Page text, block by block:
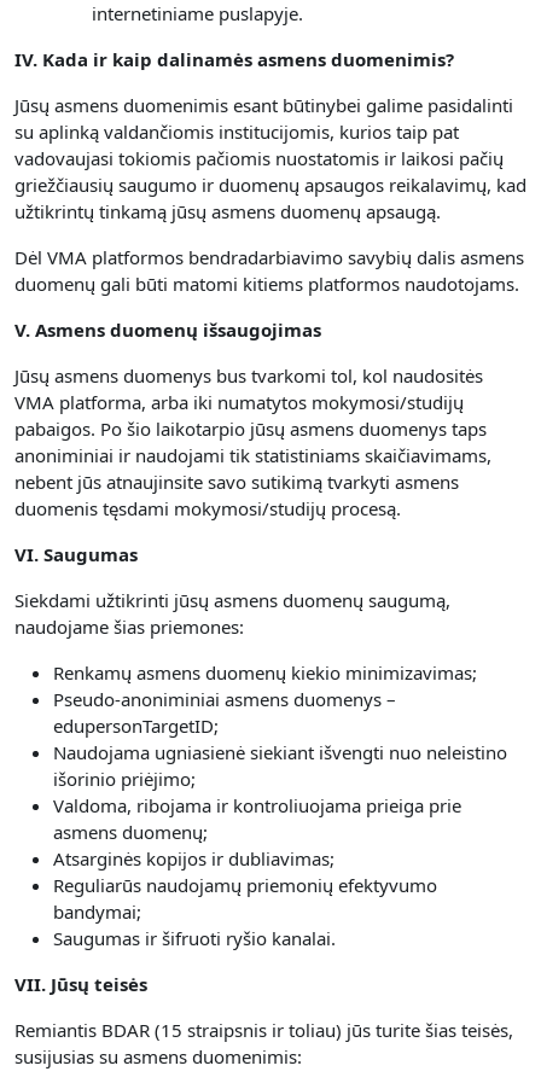
internetiniame puslapyje.
IV. Kada ir kaip dalinamės asmens duomenimis?
Jūsų asmens duomenimis esant būtinybei galime pasidalinti
su aplinką valdančiomis institucijomis, kurios taip pat
vadovaujasi tokiomis pačiomis nuostatomis ir laikosi pačių
griežčiausių saugumo ir duomenų apsaugos reikalavimų, kad
užtikrintų tinkamą jūsų asmens duomenų apsaugą.
Dėl VMA platformos bendradarbiavimo savybių dalis asmens
duomenų gali būti matomi kitiems platformos naudotojams.
V. Asmens duomenų išsaugojimas
Jūsų asmens duomenys bus tvarkomi tol, kol naudositės
VMA platforma, arba iki numatytos mokymosi/studijų
pabaigos. Po šio laikotarpio jūsų asmens duomenys taps
anoniminiai ir naudojami tik statistiniams skaičiavimams,
nebent jūs atnaujinsite savo sutikimą tvarkyti asmens
duomenis tęsdami mokymosi/studijų procesą.
VI. Saugumas
Siekdami užtikrinti jūsų asmens duomenų saugumą,
naudojame šias priemones:
Renkamų asmens duomenų kiekio minimizavimas;
Pseudo-anoniminiai asmens duomenys –
edupersonTargetID;
Naudojama ugniasienė siekiant išvengti nuo neleistino
išorinio priėjimo;
Valdoma, ribojama ir kontroliuojama prieiga prie
asmens duomenų;
Atsarginės kopijos ir dubliavimas;
Reguliarūs naudojamų priemonių efektyvumo
bandymai;
Saugumas ir šifruoti ryšio kanalai.
VII. Jūsų teisės
Remiantis BDAR (15 straipsnis ir toliau) jūs turite šias teisės,
susijusias su asmens duomenimis: